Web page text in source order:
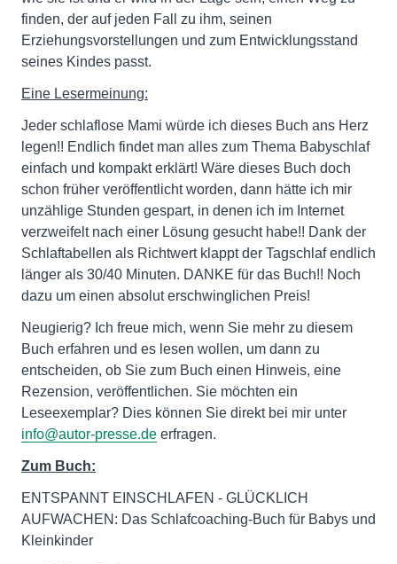
finden, der auf jeden Fall zu ihm, seinen
Erziehungsvorstellungen und zum Entwicklungsstand
seines Kindes passt.
Eine Lesermeinung:
Jeder schlaflose Mami würde ich dieses Buch ans Herz
legen!! Endlich findet man alles zum Thema Babyschlaf
einfach und kompakt erklärt! Wäre dieses Buch doch
schon früher veröffentlicht worden, dann hätte ich mir
unzählige Stunden gespart, in denen ich im Internet
verzweifelt nach einer Lösung gesucht habe!! Dank der
Schlaftabellen als Richtwert klappt der Tagschlaf endlich
länger als 30/40 Minuten. DANKE für das Buch!! Noch
dazu um einen absolut erschwinglichen Preis!
Neugierig? Ich freue mich, wenn Sie mehr zu diesem
Buch erfahren und es lesen wollen, um dann zu
entscheiden, ob Sie zum Buch einen Hinweis, eine
Rezension, veröffentlichen. Sie möchten ein
Leseexemplar? Dies können Sie direkt bei mir unter
info@autor-presse.de erfragen.
Zum Buch:
ENTSPANNT EINSCHLAFEN - GLÜCKLICH
AUFWACHEN: Das Schlafcoaching-Buch für Babys und
Kleinkinder